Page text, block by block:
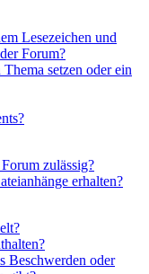
Lesezeichen und
Forum?
setzen oder ein
zulässig?
erhalten?
Beschwerden oder